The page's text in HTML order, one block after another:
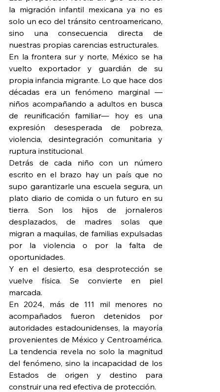
la migración infantil mexicana ya no es
solo un eco del tránsito centroamericano,
sino una consecuencia directa de
nuestras propias carencias estructurales.
En la frontera sur y norte, México se ha
vuelto exportador y guardián de su
propia infancia migrante. Lo que hace dos
décadas era un fenómeno marginal —
niños acompañando a adultos en busca
de reunificación familiar— hoy es una
expresión desesperada de pobreza,
violencia, desintegración comunitaria y
ruptura institucional.
Detrás de cada niño con un número
escrito en el brazo hay un país que no
supo garantizarle una escuela segura, un
plato diario de comida o un futuro en su
tierra. Son los hijos de jornaleros
desplazados, de madres solas que
migran a maquilas, de familias expulsadas
por la violencia o por la falta de
oportunidades.
Y en el desierto, esa desprotección se
vuelve física. Se convierte en piel
marcada.
En 2024, más de 111 mil menores no
acompañados fueron detenidos por
autoridades estadounidenses, la mayoría
provenientes de México y Centroamérica.
La tendencia revela no solo la magnitud
del fenómeno, sino la incapacidad de los
Estados de origen y destino para
construir una red efectiva de protección.